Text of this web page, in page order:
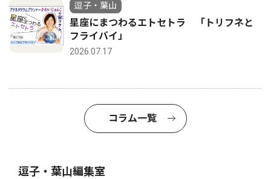
逗子・葉山
星座にまつわるエトセトラ 「トリフネと
フライバイ」
2026.07.17
コラム一覧
逗子・葉山編集室